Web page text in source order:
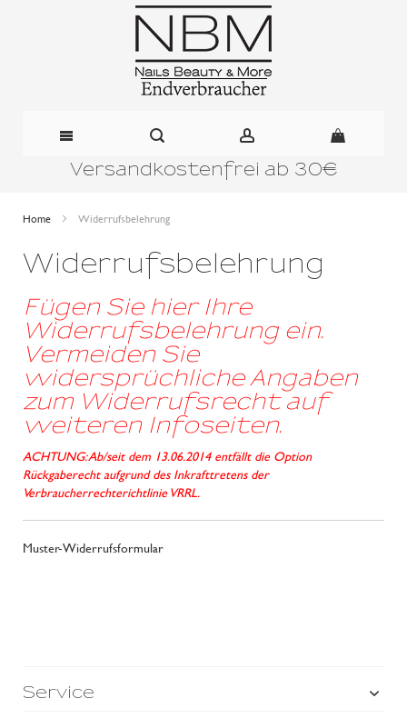
Versandkostenfrei ab 30€
Home Widerrufsbelehrung
Widerrufsbelehrung
Fügen Sie hier Ihre
Widerrufsbelehrung ein.
Vermeiden Sie
widersprüchliche Angaben
zum Widerrufsrecht auf
weiteren Infoseiten.
ACHTUNG: Ab/seit dem 13.06.2014 entfällt die Option
Rückgaberecht aufgrund des Inkrafttretens der
Verbraucherrechterichtlinie VRRL.
Muster-Widerrufsformular
Service